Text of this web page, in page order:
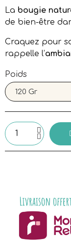
La bougie
de bien-être
Craquez pour
rappelle l’
Poids